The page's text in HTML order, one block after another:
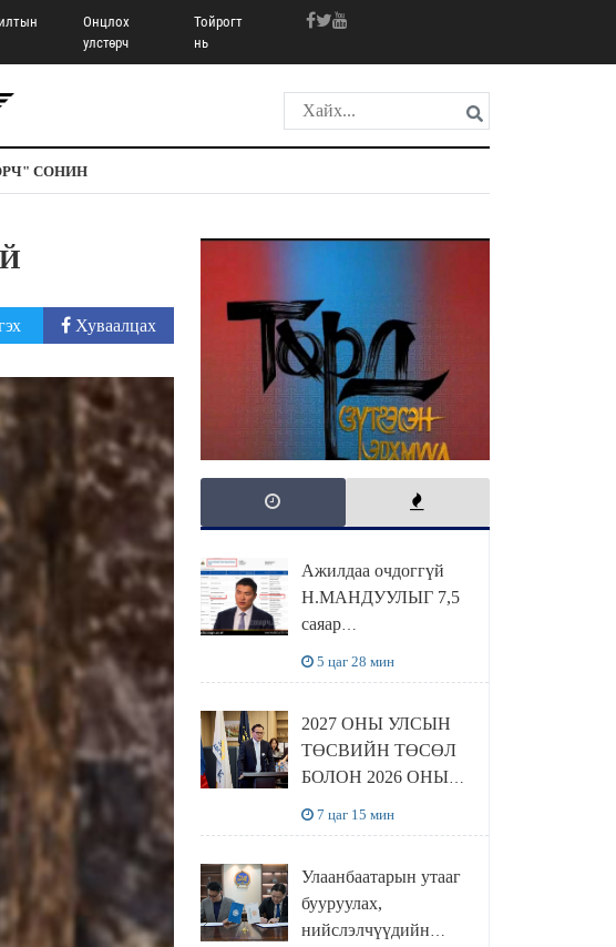
Онцлох
улстөрч
Тойрогт
нь
СОНИН
Хуваалцах
Ажилдаа очдоггүй
Н.МАНДУУЛЫГ 7,5
саяар
5 цаг 28 мин
2027 ОНЫ УЛСЫН
ТӨСВИЙН ТӨСӨЛ
БОЛОН 2026 ОНЫ
НИЙТИЙН
ХЭЛЭЛЦҮҮЛЭГ
БОЛЛОО
7 цаг 15 мин
Улаанбаатарын утааг
бууруулах,
нийслэлчүүдийн